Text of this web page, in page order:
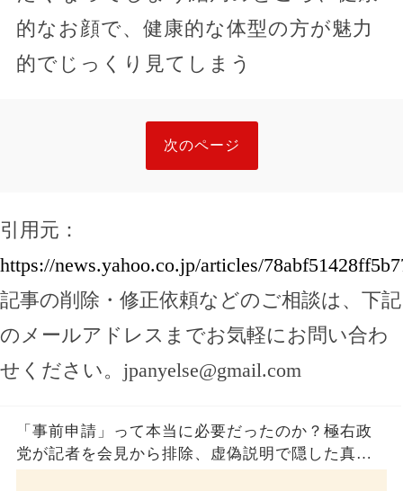
的なお顔で、健康的な体型の方が魅力
的でじっくり見てしまう
次のページ
引用元：
https://news.yahoo.co.jp/articles/
記事の削除・修正依頼などのご相談は、下記
のメールアドレスまでお気軽にお問い合わ
せください。 jpanyelse@gmail.com
「事前申請」って本当に必要だったのか？極右政
党が記者を会見から排除、虚偽説明で隠した真実